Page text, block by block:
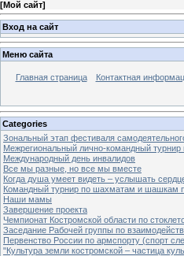
[Мой сайт]
Вход на сайт
Меню сайта
Главная страница Контактная
Categories
Зональный этап фестиваля
Межрегиональный лично-командный
Международный день инвалидов
Все мы разные, но все мы вместе
Когда душа умеет видеть – услышать
Командный турнир по шахматам и шашкам
Наши мамы
Завершение проекта
Чемпионат Костромской области по
Заседание Рабочей группы по
Первенство России по армспорту (спорт
"Культура земли костромской – частица